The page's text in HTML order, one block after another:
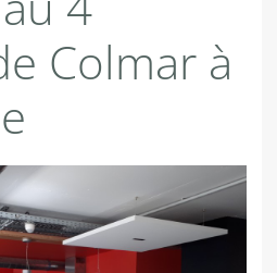
Colmar à